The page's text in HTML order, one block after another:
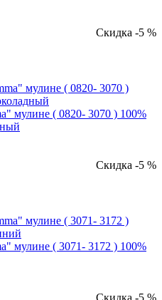
Скидка -5 %
мулине ( 0820- 3070 ) 100%
Скидка -5 %
мулине ( 3071- 3172 ) 100%
Скидка -5 %